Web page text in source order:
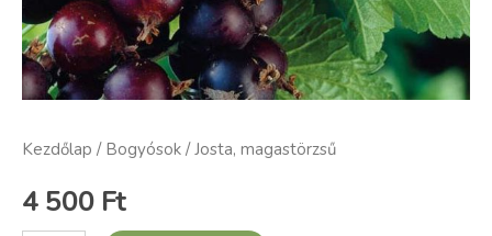
Kezdőlap / Bogyósok / Josta, magastörzsű
4 500 Ft